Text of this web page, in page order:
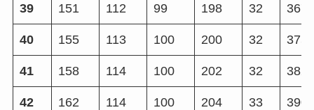
39 151 112 99 198 32 367
40 155 113 100 200 32 375
41 158 114 100 202 32 382
42 162 114 100 204 33 390